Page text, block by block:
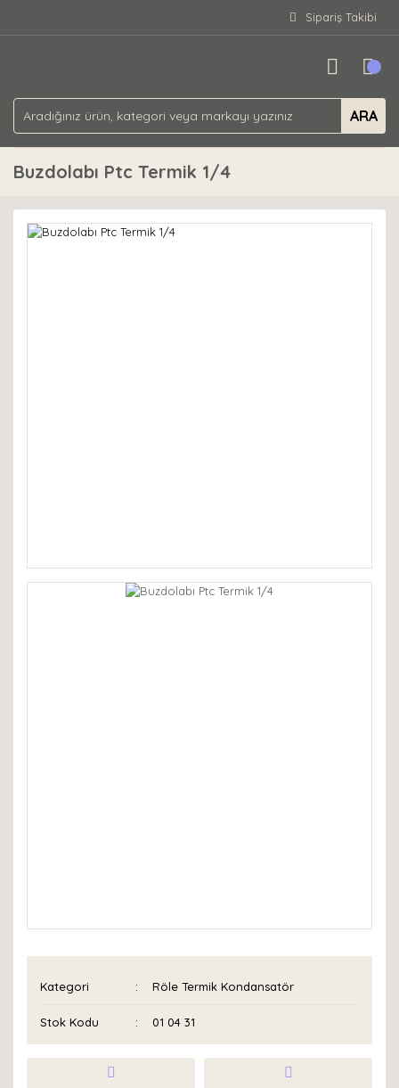
Sipariş Takibi
ARA
Buzdolabı Ptc Termik 1/4
Kategori Röle Termik Kondansatör
Stok Kodu 01 04 31